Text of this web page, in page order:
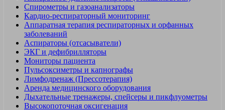
Спирометры и газоанализаторы
Кардио-респираторный мониторинг
Аппаратная терапия респираторных и орфанных
заболеваний
Аспираторы (отсасыватели)
ЭКГ и дефибрилляторы
Мониторы пациента
Пульсоксиметры и капнографы
Лимфодренаж (Прессотерапия)
Аренда медицинского оборудования
Дыхательные тренажеры, спейсеры и пикфлуометры
Высокопоточная оксигенация